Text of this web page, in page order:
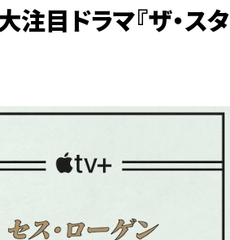
目ドラマ『ザ・スタ